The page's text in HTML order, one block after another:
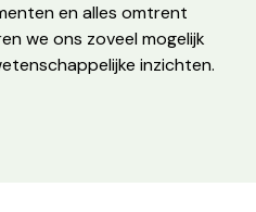
en alles omtrent
we ons zoveel mogelijk
inzichten.